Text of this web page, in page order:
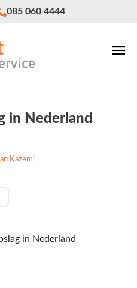
085 060 4444
in Nederland
Kazemi